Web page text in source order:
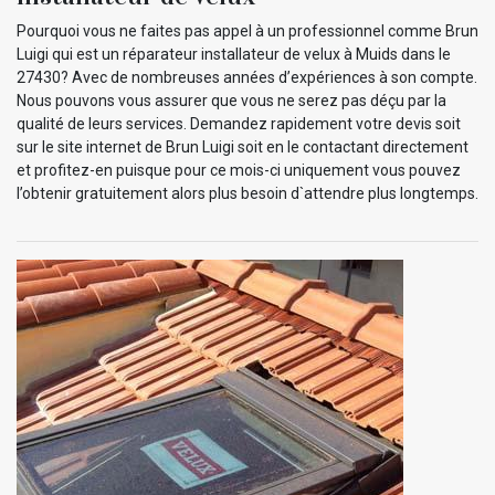
Pourquoi vous ne faites pas appel à un professionnel comme Brun
Luigi qui est un réparateur installateur de velux à Muids dans le
27430? Avec de nombreuses années d’expériences à son compte.
Nous pouvons vous assurer que vous ne serez pas déçu par la
qualité de leurs services. Demandez rapidement votre devis soit
sur le site internet de Brun Luigi soit en le contactant directement
et profitez-en puisque pour ce mois-ci uniquement vous pouvez
l’obtenir gratuitement alors plus besoin d`attendre plus longtemps.